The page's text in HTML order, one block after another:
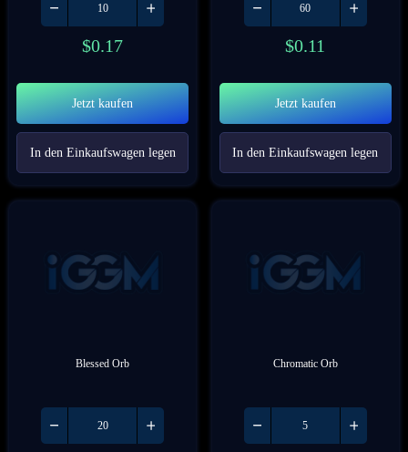
$0.17
Jetzt kaufen
In den Einkaufswagen legen
$0.11
Jetzt kaufen
In den Einkaufswagen legen
Blessed Orb Chromatic Orb